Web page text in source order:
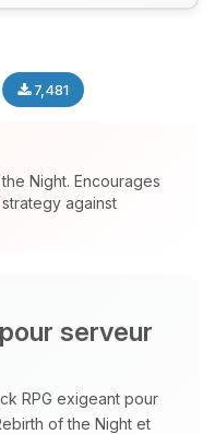
7,481
Night. Encourages
against
serveur
RPG exigeant pour
of the Night et
pour me
Dis-moi ce dont
remuer mes